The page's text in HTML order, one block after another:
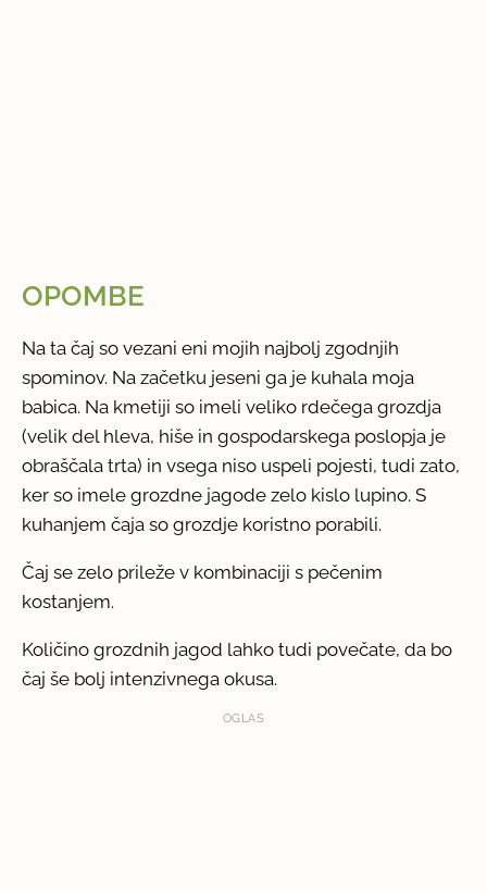
OPOMBE
Na ta čaj so vezani eni mojih najbolj zgodnjih
spominov. Na začetku jeseni ga je kuhala moja
babica. Na kmetiji so imeli veliko rdečega grozdja
(velik del hleva, hiše in gospodarskega poslopja je
obraščala trta) in vsega niso uspeli pojesti, tudi zato,
ker so imele grozdne jagode zelo kislo lupino. S
kuhanjem čaja so grozdje koristno porabili.
Čaj se zelo prileže v kombinaciji s pečenim
kostanjem.
Količino grozdnih jagod lahko tudi povečate, da bo
čaj še bolj intenzivnega okusa.
OGLAS